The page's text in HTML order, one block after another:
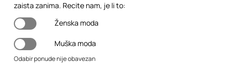
zaista zanima. Recite nam, je li to:
Ženska moda
Muška moda
Odabir ponude nije obavezan